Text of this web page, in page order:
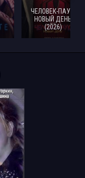
ЧЕЛОВЕК-ПАУК:
НОВЫЙ ДЕНЬ
(2026)